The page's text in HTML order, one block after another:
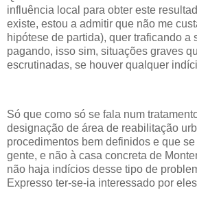
influência local para obter este
existe, estou a admitir que não me
hipótese de partida), quer traficando a
pagando, isso sim, situações graves
escrutinadas, se houver qualquer
Só que como só se fala num
designação de área de reabilitação
procedimentos bem definidos e que
gente, e não à casa concreta de
não haja indícios desse tipo de
Expresso ter-se-ia interessado por